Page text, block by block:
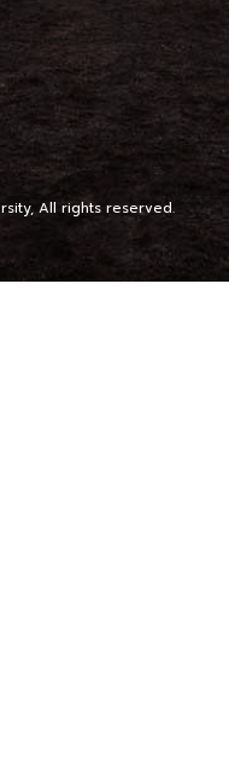
All rights reserved.